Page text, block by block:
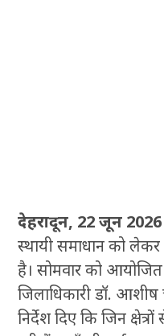
देहरादून, 22 जून
स्थायी समाधान को
है। सोमवार को आयोजित
जिलाधिकारी डॉ.
निर्देश दिए कि जिन